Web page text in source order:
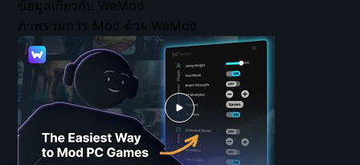
ข้อมูลเกี่ยวกับ WeMod
ภาพรวมการ Mod ด้วย WeMod